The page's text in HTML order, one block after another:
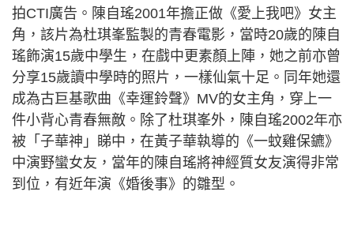
拍CTI廣告。陳自瑤2001年擔正做《愛上我吧》女主
角，該片為杜琪峯監製的青春電影，當時20歲的陳自
瑤飾演15歲中學生，在戲中更素顏上陣，她之前亦曾
分享15歲讀中學時的照片，一樣仙氣十足。同年她還
成為古巨基歌曲《幸運鈴聲》MV的女主角，穿上一
件小背心青春無敵。除了杜琪峯外，陳自瑤2002年亦
被「子華神」睇中，在黃子華執導的《一蚊雞保鑣》
中演野蠻女友，當年的陳自瑤將神經質女友演得非常
到位，有近年演《婚後事》的雛型。